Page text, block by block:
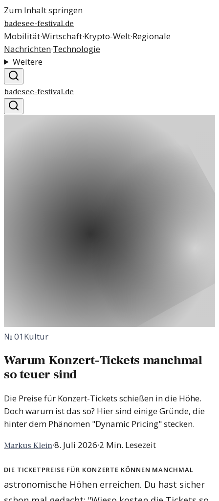
Zum Inhalt springen
badesee-festival.de
Mobilität·Wirtschaft·Krypto-Welt·Regionale
Nachrichten·Technologie
Weitere
badesee-festival.de
№01Kultur
Warum Konzert-Tickets manchmal
so teuer sind
Die Preise für Konzert-Tickets schießen in die Höhe.
Doch warum ist das so? Hier sind einige Gründe, die
hinter dem Phänomen "Dynamic Pricing" stecken.
Markus Klein·8. Juli 2026·2 Min. Lesezeit
Die Ticketpreise für Konzerte können manchmal
astronomische Höhen erreichen. Du hast sicher